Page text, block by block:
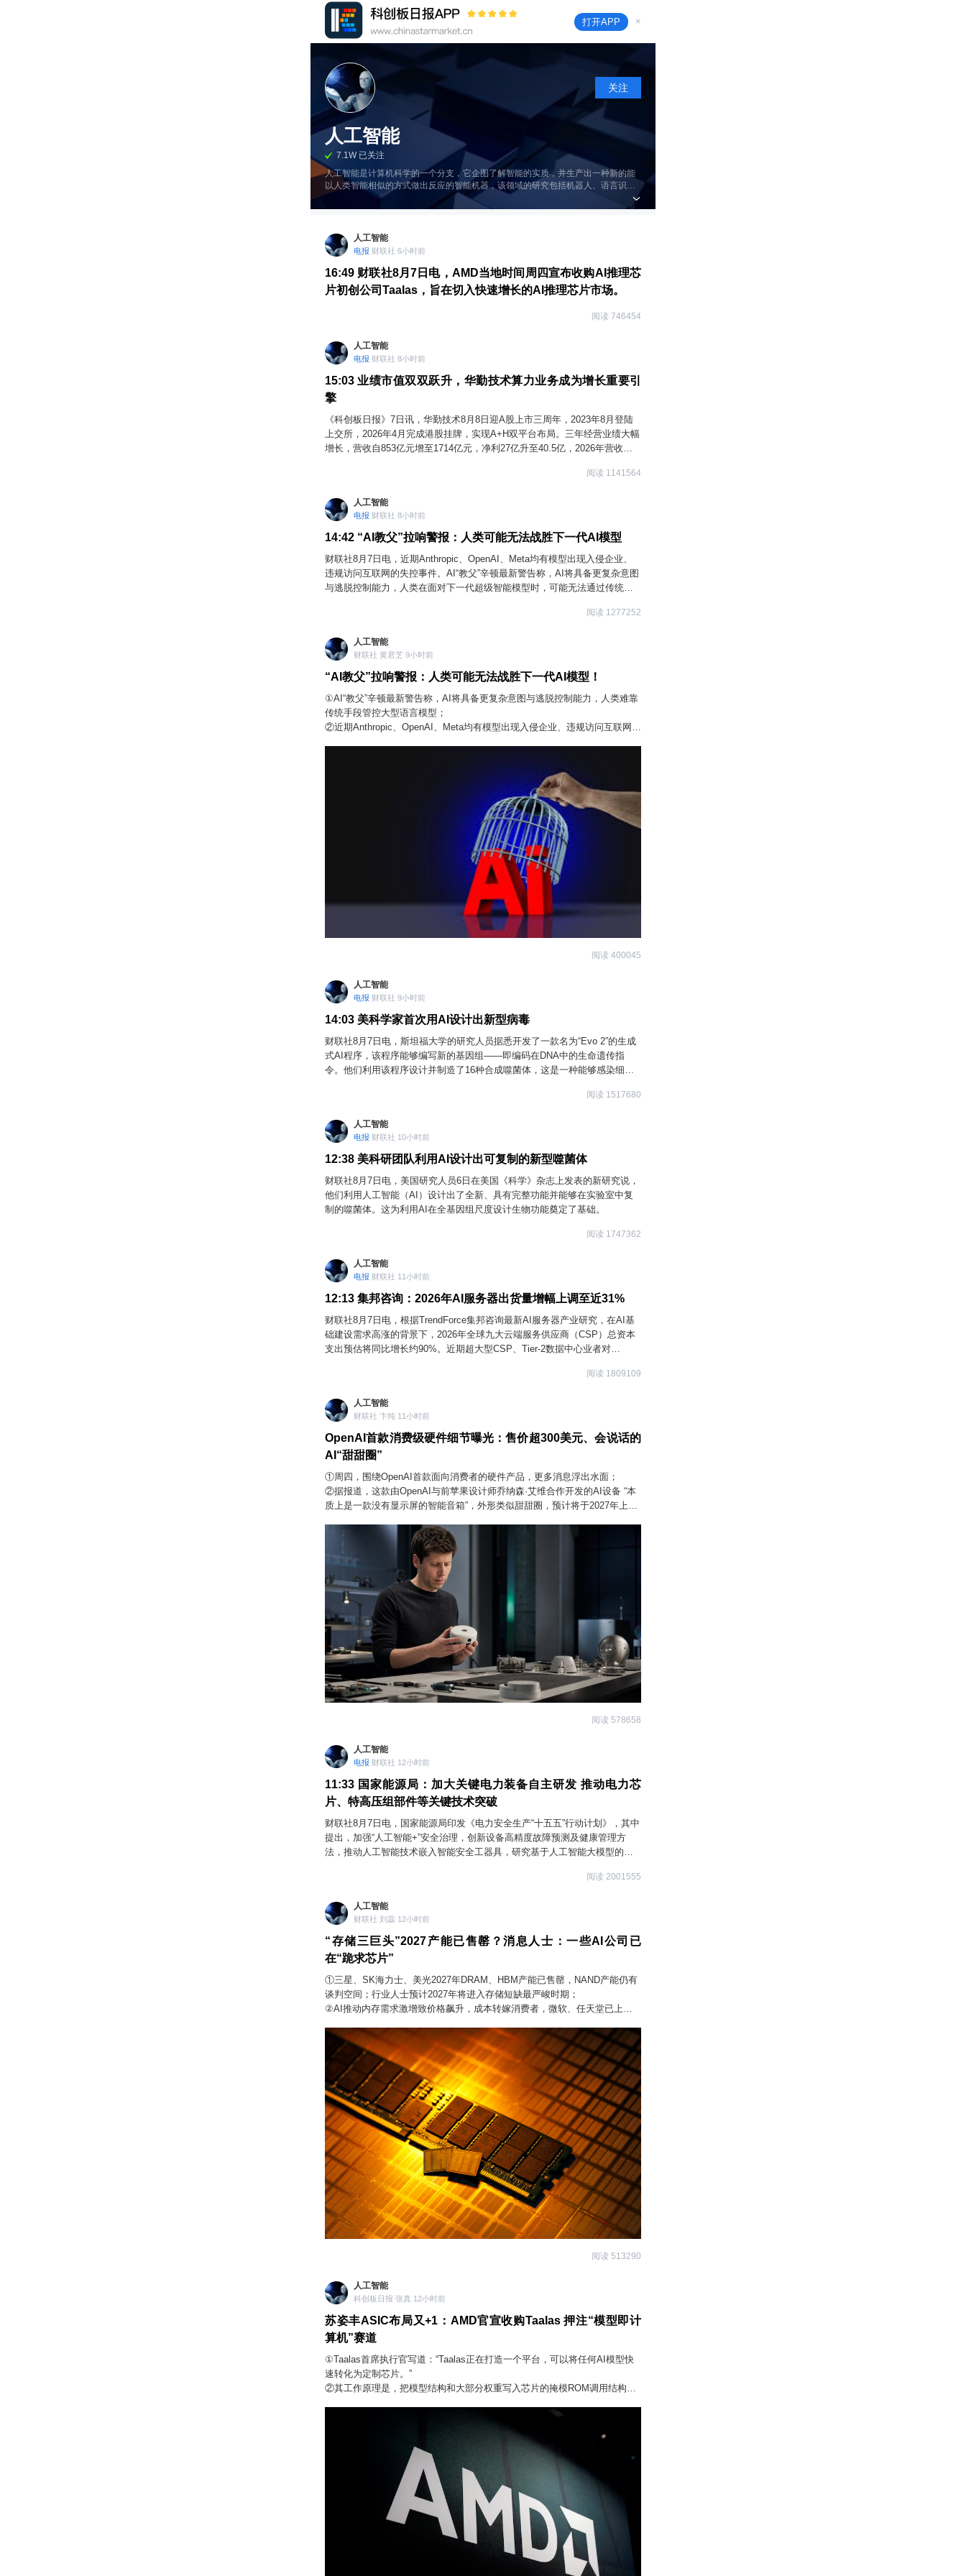
打开APP ×
关注
人工智能
7.1W 已关注
人工智能是计算机科学的一个分支，它企图了解智能的实质，并生产出一种新的能
以人类智能相似的方式做出反应的智能机器，该领域的研究包括机器人、语言识
别、图像识别、自然语言处理和专家系统等。
人工智能
电报 财联社 6小时前
16:49 财联社8月7日电，AMD当地时间周四宣布收购AI推理芯
片初创公司Taalas，旨在切入快速增长的AI推理芯片市场。
阅读 746454
人工智能
电报 财联社 8小时前
15:03 业绩市值双双跃升，华勤技术算力业务成为增长重要引
擎
《科创板日报》7日讯，华勤技术8月8日迎A股上市三周年，2023年8月登陆
上交所，2026年4月完成港股挂牌，实现A+H双平台布局。三年经营业绩大幅
增长，营收自853亿元增至1714亿元，净利27亿升至40.5亿，2026年营收有
码AI算力、机器人赛道，三年累计研发投入161亿元。自研超节点产品下半年
阅读 1141564
人工智能
电报 财联社 8小时前
14:42 “AI教父”拉响警报：人类可能无法战胜下一代AI模型
财联社8月7日电，近期Anthropic、OpenAI、Meta均有模型出现入侵企业、
违规访问互联网的失控事件。AI“教父”辛顿最新警告称，AI将具备更复杂意图
与逃脱控制能力，人类在面对下一代超级智能模型时，可能无法通过传统手
阅读 1277252
人工智能
财联社 黄君芝 9小时前
“AI教父”拉响警报：人类可能无法战胜下一代AI模型！
①AI“教父”辛顿最新警告称，AI将具备更复杂意图与逃脱控制能力，人类难靠
传统手段管控大型语言模型；
②近期Anthropic、OpenAI、Meta均有模型出现入侵企业、违规访问互联网的
阅读 400045
人工智能
电报 财联社 9小时前
14:03 美科学家首次用AI设计出新型病毒
财联社8月7日电，斯坦福大学的研究人员据悉开发了一款名为“Evo 2”的生成
式AI程序，该程序能够编写新的基因组——即编码在DNA中的生命遗传指
令。他们利用该程序设计并制造了16种合成噬菌体，这是一种能够感染细菌
阅读 1517680
人工智能
电报 财联社 10小时前
12:38 美科研团队利用AI设计出可复制的新型噬菌体
财联社8月7日电，美国研究人员6日在美国《科学》杂志上发表的新研究说，
他们利用人工智能（AI）设计出了全新、具有完整功能并能够在实验室中复
制的噬菌体。这为利用AI在全基因组尺度设计生物功能奠定了基础。
阅读 1747362
人工智能
电报 财联社 11小时前
12:13 集邦咨询：2026年AI服务器出货量增幅上调至近31%
财联社8月7日电，根据TrendForce集邦咨询最新AI服务器产业研究，在AI基
础建设需求高涨的背景下，2026年全球九大云端服务供应商（CSP）总资本
支出预估将同比增长约90%。近期超大型CSP、Tier-2数据中心业者对
Google（谷歌）、AWS（亚马逊云科技）新一代ASIC平台于2026年下半年
（LLM）AI需求，促使TrendForce集邦咨询上调2026年AI服务器出货年成长
幅度，从原先的28%更新为近31%。
阅读 1809109
人工智能
财联社 卞纯 11小时前
OpenAI首款消费级硬件细节曝光：售价超300美元、会说话的
AI“甜甜圈”
①周四，围绕OpenAI首款面向消费者的硬件产品，更多消息浮出水面；
②据报道，这款由OpenAI与前苹果设计师乔纳森·艾维合作开发的AI设备 “本
质上是一款没有显示屏的智能音箱”，外形类似甜甜圈，预计将于2027年上
阅读 578658
人工智能
电报 财联社 12小时前
11:33 国家能源局：加大关键电力装备自主研发 推动电力芯
片、特高压组部件等关键技术突破
财联社8月7日电，国家能源局印发《电力安全生产“十五五”行动计划》，其中
提出，加强“人工智能+”安全治理，创新设备高精度故障预测及健康管理方
法，推动人工智能技术嵌入智能安全工器具，研究基于人工智能大模型的电
研发，设立电力装备核心部件技术攻关专项计划，推动电力芯片、特高压组
电力建设工程智能化监管体系，运用人工智能、大数据等手段加强重点电力
工程非现场监管和质量监督工作。
阅读 2001555
人工智能
财联社 刘蕊 12小时前
“存储三巨头”2027产能已售罄？消息人士：一些AI公司已
在“跪求芯片”
①三星、SK海力士、美光2027年DRAM、HBM产能已售罄，NAND产能仍有
谈判空间；行业人士预计2027年将进入存储短缺最严峻时期；
②AI推动内存需求激增致价格飙升，成本转嫁消费者，微软、任天堂已上调
阅读 513290
人工智能
科创板日报 张真 12小时前
苏姿丰ASIC布局又+1：AMD官宣收购Taalas 押注“模型即计
算机”赛道
①Taalas首席执行官写道：“Taalas正在打造一个平台，可以将任何AI模型快
速转化为定制芯片。”
②其工作原理是，把模型结构和大部分权重写入芯片的掩模ROM调用结构。